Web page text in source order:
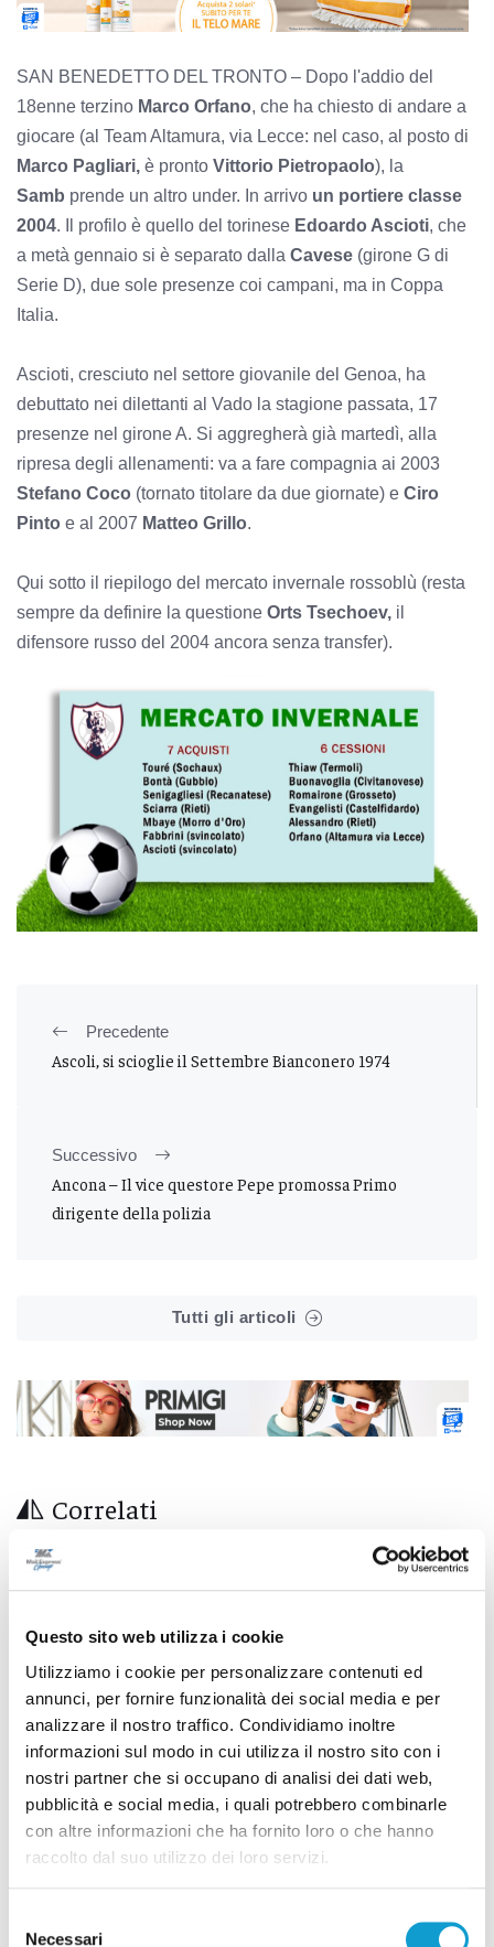
Questo sito web utilizza i cookie
Utilizziamo i cookie per personalizzare contenuti ed
annunci, per fornire funzionalità dei social media e per
analizzare il nostro traffico. Condividiamo inoltre
informazioni sul modo in cui utilizza il nostro sito con i
nostri partner che si occupano di analisi dei dati web,
pubblicità e social media, i quali potrebbero combinarle
con altre informazioni che ha fornito loro o che hanno
raccolto dal suo utilizzo dei loro servizi.
Necessari
SAN BENEDETTO DEL TRONTO – Dopo l'addio del
18enne terzino Marco Orfano, che ha chiesto di andare a
giocare (al Team Altamura, via Lecce: nel caso, al posto di
Marco Pagliari, è pronto Vittorio Pietropaolo), la
Samb prende un altro under. In arrivo un portiere classe
2004. Il profilo è quello del torinese Edoardo Ascioti, che
a metà gennaio si è separato dalla Cavese (girone G di
Serie D), due sole presenze coi campani, ma in Coppa
Italia.
Ascioti, cresciuto nel settore giovanile del Genoa, ha
debuttato nei dilettanti al Vado la stagione passata, 17
presenze nel girone A. Si aggregherà già martedì, alla
ripresa degli allenamenti: va a fare compagnia ai 2003
Stefano Coco (tornato titolare da due giornate) e Ciro
Pinto e al 2007 Matteo Grillo.
Qui sotto il riepilogo del mercato invernale rossoblù (resta
sempre da definire la questione Orts Tsechoev, il
difensore russo del 2004 ancora senza transfer).
Precedente
Ascoli, si scioglie il Settembre Bianconero 1974
Successivo
Ancona – Il vice questore Pepe promossa Primo
dirigente della polizia
Tutti gli articoli
Correlati